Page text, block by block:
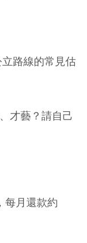
路線的常見估
才藝？請自己
每月還款約